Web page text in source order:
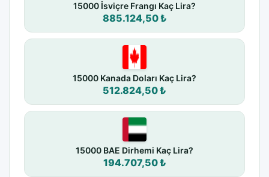
15000 İsviçre Frangı Kaç Lira?
885.124,50 ₺
15000 Kanada Doları Kaç Lira?
512.824,50 ₺
15000 BAE Dirhemi Kaç Lira?
194.707,50 ₺